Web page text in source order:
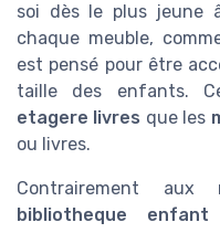
soi dès le plus jeune
chaque meuble,
est pensé pour être
taille des enfants.
etagere livres que les
ou livres.
Contrairement aux
bibliotheque enfant